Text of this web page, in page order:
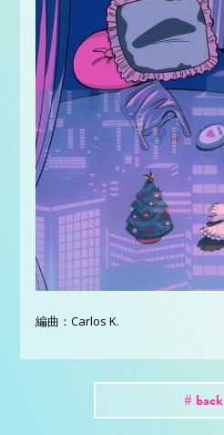
編曲：Carlos K.
# back